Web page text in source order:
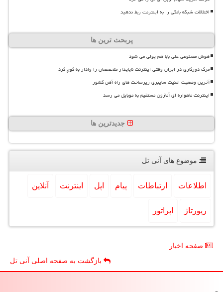
اختلالات شبکه بانکی را به اینترنت ربط ندهید
پربحث ترین ها
هوش مصنوعی علی بابا هم پولی می شود
مرگ دورکاری در ایران وقتی اینترنت ناپایدار متخصصان را وادار به کوچ کرد
آخرین وضعیت امنیت سایبری زیرساخت های راه آهن کشور
اینترنت ماهواره ای آمازون مستقیم به موبایل می رسد
جدیدترین ها
موضوع های آنی تل
اطلاعات ارتباطات پیام اپل اینترنت آنلاین
رپورتاژ اپراتور
صفحه اخبار
بازگشت به صفحه اصلی آنی تل